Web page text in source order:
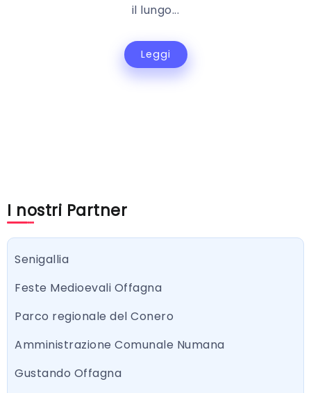
il lungo...
Leggi
I nostri Partner
Senigallia
Feste Medioevali Offagna
Parco regionale del Conero
Amministrazione Comunale Numana
Gustando Offagna